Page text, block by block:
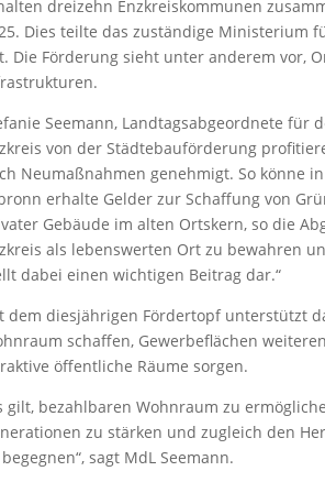
dreizehn Enzkreiskommunen
Dies teilte das zuständige Ministerium
Die Förderung sieht unter anderem vor,
Seemann, Landtagsabgeordnete für
von der Städtebauförderung
Neumaßnahmen genehmigt. So könne
erhalte Gelder zur Schaffung von
Gebäude im alten Ortskern, so die
als lebenswerten Ort zu bewahren
dabei einen wichtigen Beitrag dar.“
dem diesjährigen Fördertopf unterstützt
schaffen, Gewerbeflächen
öffentliche Räume sorgen.
gilt, bezahlbaren Wohnraum zu
zu stärken und zugleich den
sagt MdL Seemann.